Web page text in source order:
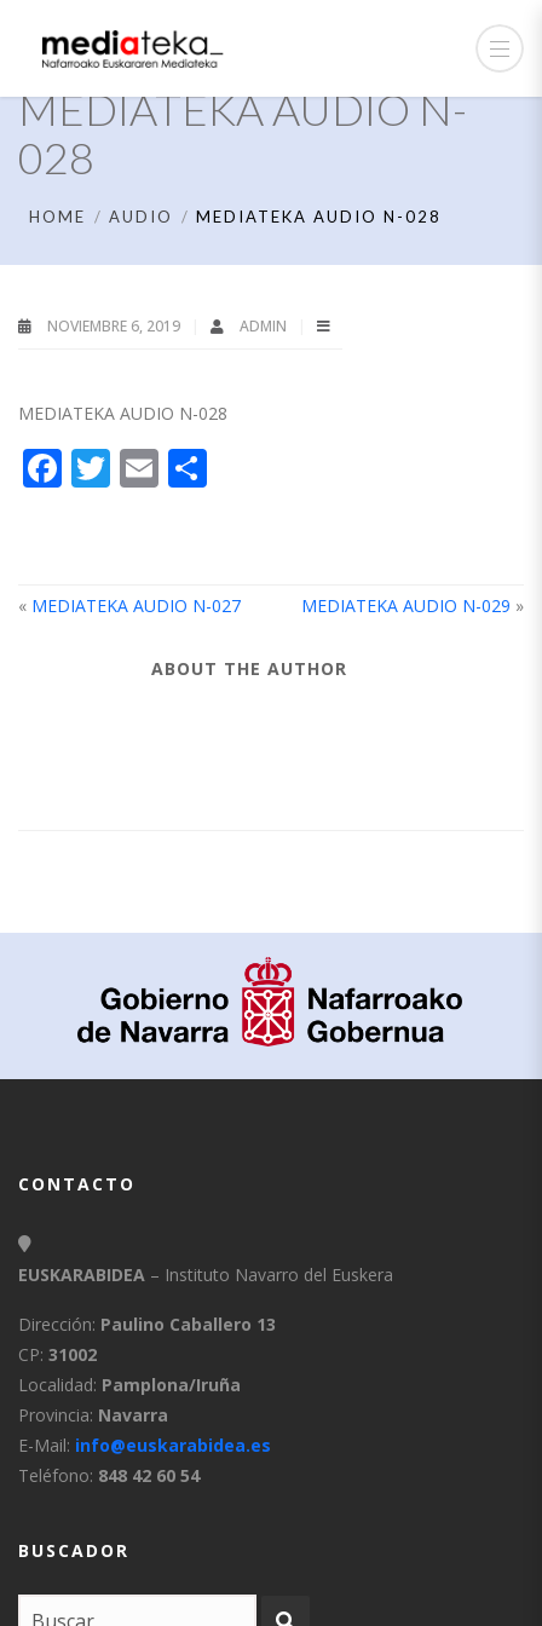
MEDIATEKA AUDIO N-
028
HOME AUDIO MEDIATEKA AUDIO N-028
NOVIEMBRE 6, 2019 ADMIN
MEDIATEKA AUDIO N-028
Facebook
Twitter
Email
« MEDIATEKA AUDIO N-027 MEDIATEKA AUDIO N-029 »
ABOUT THE AUTHOR
CONTACTO
EUSKARABIDEA – Instituto Navarro del Euskera
Dirección: Paulino Caballero 13
CP: 31002
Localidad: Pamplona/Iruña
Provincia: Navarra
E-Mail: info@euskarabidea.es
Teléfono: 848 42 60 54
BUSCADOR